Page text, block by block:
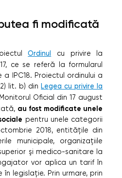
fi modificată
Ordinul
cu privire la
ce se referă la formularul
IPC18. Proiectul ordinului a
lit. b) din Legea cu privire la
Oficial din 17 august
au fost modificate unele
pentru unele categorii
2018, entitățile din
municipale, organizațiile
şi medico-sanitare la
vor aplica un tarif în
legislație. Prin urmare, prin